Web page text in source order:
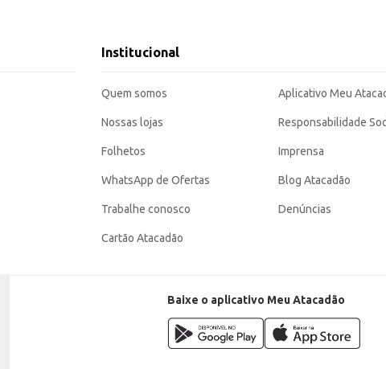
a preferência.
Institucional
Quem somos
Nossas lojas
Folhetos
WhatsApp de Ofertas
Trabalhe conosco
Cartão Atacadão
Aplicativo Meu
Responsabilidade
Imprensa
Blog Atacadão
Denúncias
Baixe o aplicativo Meu Atacadão